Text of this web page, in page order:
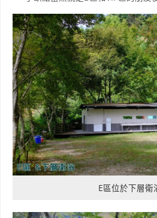
E區位於下層衛